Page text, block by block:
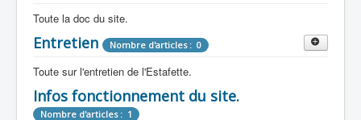
Toute la doc du site.
Revue de Presse Nombre d'articles : 9
Tous les articles que l'on a vu sur l'estafette !
Camping Car Nombre d'articles : 3
Entretien Nombre d'articles : 0
Toute sur l'entretien de l'Estafette.
Mécanique Nombre d'articles : 0
Infos fonctionnement du site.
Nombre d'articles : 1